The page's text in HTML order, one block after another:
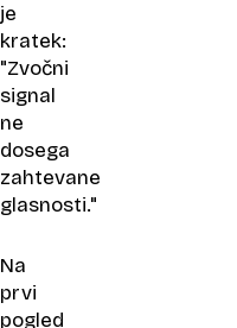
je
kratek:
"Zvočni
signal
ne
dosega
zahtevane
glasnosti."
Na
prvi
pogled